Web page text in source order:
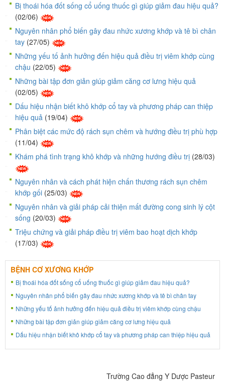
Bị thoái hóa đốt sống cổ uống thuốc gì giúp giảm đau hiệu quả?
(02/06)
Nguyên nhân phổ biến gây đau nhức xương khớp và tê bì chân
tay (27/05)
Những yếu tố ảnh hưởng đến hiệu quả điều trị viêm khớp cùng
chậu (22/05)
Những bài tập đơn giản giúp giảm căng cơ lưng hiệu quả
(02/05)
Dấu hiệu nhận biết khô khớp cổ tay và phương pháp can thiệp
hiệu quả (19/04)
Phân biệt các mức độ rách sụn chêm và hướng điều trị phù hợp
(11/04)
Khám phá tình trạng khô khớp và những hướng điều trị (28/03)
Nguyên nhân và cách phát hiện chấn thương rách sụn chêm
khớp gối (25/03)
Nguyên nhân và giải pháp cải thiện mất đường cong sinh lý cột
sống (20/03)
Triệu chứng và giải pháp điều trị viêm bao hoạt dịch khớp
(17/03)
BỆNH CƠ XƯƠNG KHỚP
Bị thoái hóa đốt sống cổ uống thuốc gì giúp giảm đau hiệu quả?
Nguyên nhân phổ biến gây đau nhức xương khớp và tê bì chân tay
Những yếu tố ảnh hưởng đến hiệu quả điều trị viêm khớp cùng chậu
Những bài tập đơn giản giúp giảm căng cơ lưng hiệu quả
Dấu hiệu nhận biết khô khớp cổ tay và phương pháp can thiệp hiệu quả
Trường Cao đẳng Y Dược Pasteur